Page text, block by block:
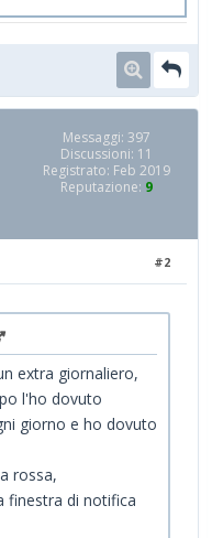
Messaggi: 397
Discussioni: 11
Registrato: Feb 2019
Reputazione: 9
#2
extra giornaliero,
l'ho dovuto
giorno e ho dovuto
rossa,
finestra di notifica